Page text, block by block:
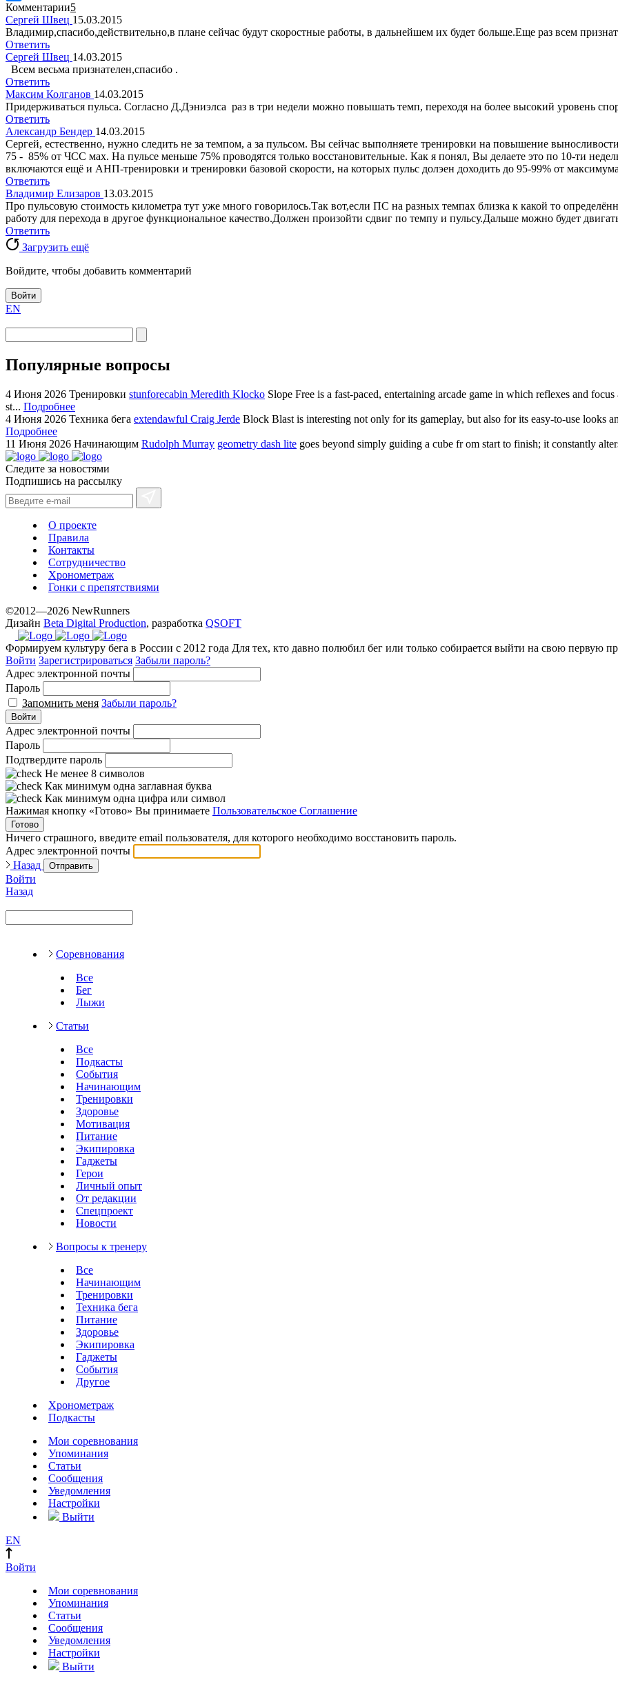
Комментарии5
Сергей Швец 15.03.2015
Владимир,спасибо,действительно,в плане сейчас будут скоростные работы, в дальнейшем их будет больше.Еще раз всем
Ответить
Сергей Швец 14.03.2015
Всем весьма признателен,спасибо .
Ответить
Максим Колганов 14.03.2015
Придерживаться пульса. Согласно Д.Дэниэлса раз в три недели можно повышать темп, переходя на более высокий уровень
Ответить
Александр Бендер 14.03.2015
Сергей, естественно, нужно следить не за темпом, а за пульсом. Вы сейчас выполняете тренировки на повышение
75 - 85% от ЧСС мах. На пульсе меньше 75% проводятся только восстановительные. Как я понял, Вы делаете это по 10-ти
включаются ещё и АНП-тренировки и тренировки базовой скорости, на которых пульс долэен доходить до 95-99% от
Ответить
Владимир Елизаров 13.03.2015
Про пульсовую стоимость километра тут уже много говорилось.Так вот,если ПС на разных темпах близка к какой то
работу для перехода в другое функциональное качество.Должен произойти сдвиг по темпу и пульсу.Дальше можно будет
Ответить
Загрузить ещё
Войдите, чтобы добавить комментарий
Войти
EN
Популярные вопросы
4 Июня 2026 Тренировки stunforecabin Meredith Klocko Slope Free is a fast-paced, entertaining arcade game in which reflexes and
st... Подробнее
4 Июня 2026 Техника бега extendawful Craig Jerde Block Blast is interesting not only for its gameplay, but also for its easy-to-use looks
Подробнее
11 Июня 2026 Начинающим Rudolph Murray geometry dash lite goes beyond simply guiding a cube fr om start to finish; it constantly
Следите за новостями
Подпишись на рассылку
О проекте
Правила
Контакты
Сотрудничество
Хронометраж
Гонки с препятствиями
©2012—2026 NewRunners
Дизайн Beta Digital Production, разработка QSOFT
Формируем культуру бега в России с 2012 года Для тех, кто давно полюбил бег или только собирается выйти на свою первую
Войти Зарегистрироваться Забыли пароль?
Адрес электронной почты
Пароль
Запомнить меня Забыли пароль?
Войти
Адрес электронной почты
Пароль
Подтвердите пароль
Не менее 8 символов
Как минимум одна заглавная буква
Как минимум одна цифра или символ
Нажимая кнопку «Готово» Вы принимаете Пользовательское Соглашение
Готово
Ничего страшного, введите email пользователя, для которого необходимо восстановить пароль.
Адрес электронной почты
Назад
Отправить
Войти
Назад
Соревнования
Все
Бег
Лыжи
Статьи
Все
Подкасты
События
Начинающим
Тренировки
Здоровье
Мотивация
Питание
Экипировка
Гаджеты
Герои
Личный опыт
От редакции
Спецпроект
Новости
Вопросы к тренеру
Все
Начинающим
Тренировки
Техника бега
Питание
Здоровье
Экипировка
Гаджеты
События
Другое
Хронометраж
Подкасты
Мои соревнования
Упоминания
Статьи
Сообщения
Уведомления
Настройки
Выйти
EN
Войти
Мои соревнования
Упоминания
Статьи
Сообщения
Уведомления
Настройки
Выйти